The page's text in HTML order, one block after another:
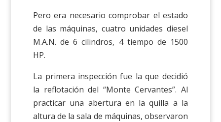
Pero era necesario comprobar el estado
de las máquinas, cuatro unidades diesel
M.A.N. de 6 cilindros, 4 tiempo de 1500
HP.
La primera inspección fue la que decidió
la reflotación del “Monte Cervantes”. Al
practicar una abertura en la quilla a la
altura de la sala de máquinas, observaron